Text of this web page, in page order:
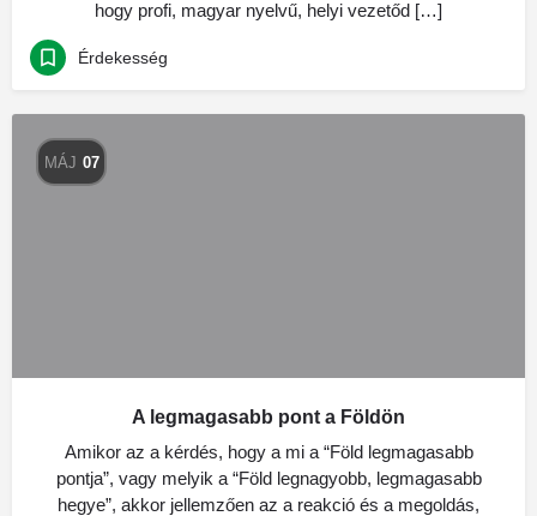
hogy profi, magyar nyelvű, helyi vezetőd […]
Érdekesség
MÁJ 07
A legmagasabb pont a Földön
Amikor az a kérdés, hogy a mi a “Föld legmagasabb
pontja”, vagy melyik a “Föld legnagyobb, legmagasabb
hegye”, akkor jellemzően az a reakció és a megoldás,